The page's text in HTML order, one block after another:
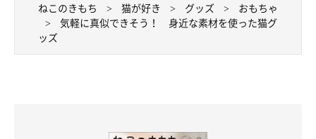
ねこのきもち 猫が好き グッズ
おもちゃ
気軽に真似できそう！ 身近な素材を使った猫グ
ッズ